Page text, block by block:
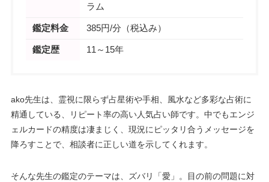
ラム
鑑定料金 385円/分（税込み）
鑑定歴 11～15年
ako先生は、霊視に限らず占星術や手相、風水など多彩な占術に
精通している、リピート率の高い人気占い師です。中でもエンジ
ェルカードの精度は凄まじく、現況にピッタリ合うメッセージを
降ろすことで、相談者に正しい道を示してくれます。
そんな先生の鑑定のテーマは、ズバリ「愛」。目の前の問題に対